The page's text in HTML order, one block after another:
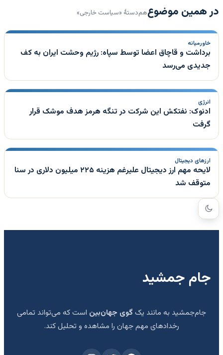
در همین موضوعهم‌دستهٔ «سیاست خارجی»
خاورمیانه
برداشت و قاچاق اعضا توسط سپاه: رژیم وحشت ایران به کف
جدیدی می‌رسد
انرژی
ادنوک: نفتکش این شرکت در تنگه هرمز هدف موشک قرار
گرفت
ارزهای دیجیتال
لایحه مهم ارز دیجیتال علیرغم هزینه ۲۲۵ میلیون دلاری در سنا
متوقف شد
جام جمشید
جام‌جمشید به مانند یک گوی جهان‌بین است که می‌تواند تمامی
رخدادهای مهم جهان را مشاهده و تحلیل کند.